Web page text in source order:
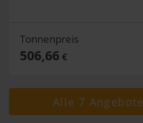
Tonnenpreis
506,66 €
Alle 7